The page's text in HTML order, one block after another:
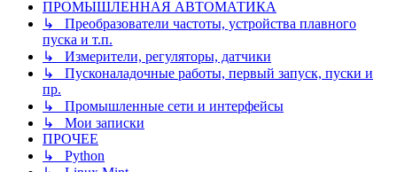
ПРОМЫШЛЕННАЯ АВТОМАТИКА
↳ Преобразователи частоты, устройства плавного
пуска и т.п.
↳ Измерители, регуляторы, датчики
↳ Пусконаладочные работы, первый запуск, пуски и
пр.
↳ Промышленные сети и интерфейсы
↳ Мои записки
ПРОЧЕЕ
↳ Python